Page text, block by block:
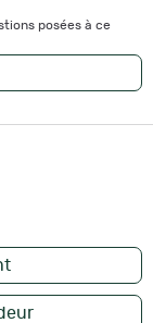
posées à ce